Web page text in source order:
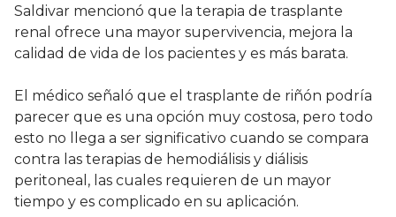
Saldivar mencionó que la terapia de trasplante
renal ofrece una mayor supervivencia, mejora la
calidad de vida de los pacientes y es más barata.
El médico señaló que el trasplante de riñón podría
parecer que es una opción muy costosa, pero todo
esto no llega a ser significativo cuando se compara
contra las terapias de hemodiálisis y diálisis
peritoneal, las cuales requieren de un mayor
tiempo y es complicado en su aplicación.